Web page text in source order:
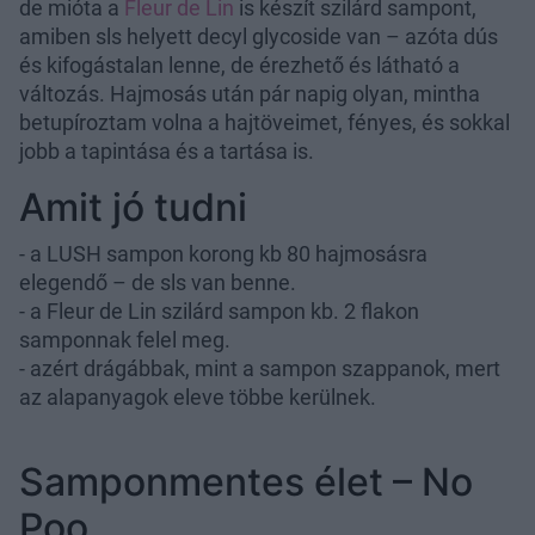
de mióta a Fleur de Lin is készít szilárd sampont,
amiben sls helyett decyl glycoside van – azóta dús
és kifogástalan lenne, de érezhető és látható a
változás. Hajmosás után pár napig olyan, mintha
betupíroztam volna a hajtöveimet, fényes, és sokkal
jobb a tapintása és a tartása is.
Amit jó tudni
- a LUSH sampon korong kb 80 hajmosásra
elegendő – de sls van benne.
- a Fleur de Lin szilárd sampon kb. 2 flakon
samponnak felel meg.
- azért drágábbak, mint a sampon szappanok, mert
az alapanyagok eleve többe kerülnek.
Samponmentes élet – No